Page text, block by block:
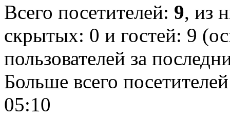
Всего посетителей: 9, из
скрытых: 0 и гостей: 9
пользователей за
Больше всего
05:10